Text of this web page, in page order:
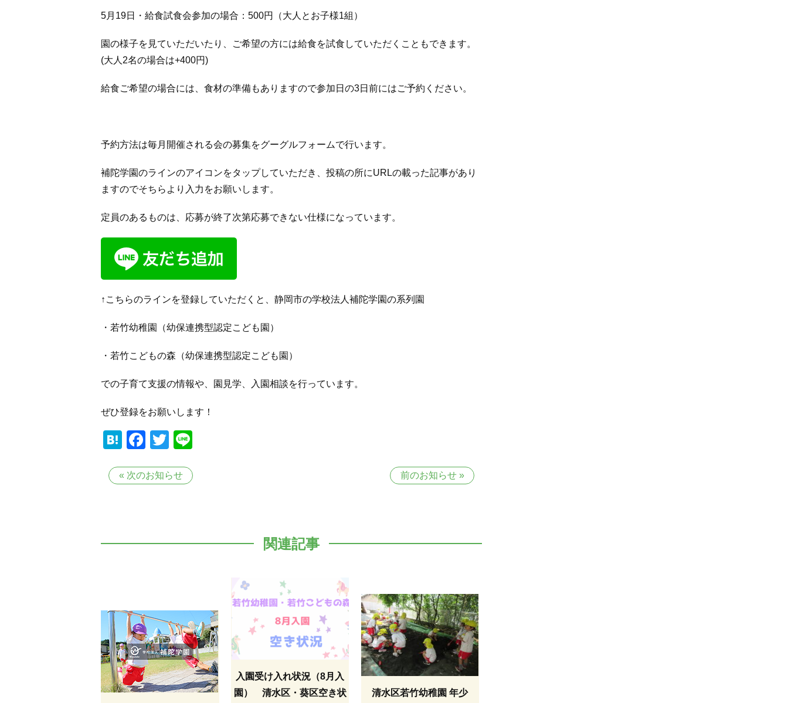
5月19日・給食試食会参加の場合：500円（大人とお子様1組）
園の様子を見ていただいたり、ご希望の方には給食を試食していただくこともできます。
(大人2名の場合は+400円)
給食ご希望の場合には、食材の準備もありますので参加日の3日前にはご予約ください。
予約方法は毎月開催される会の募集をグーグルフォームで行います。
補陀学園のラインのアイコンをタップしていただき、投稿の所にURLの載った記事があり
ますのでそちらより入力をお願いします。
定員のあるものは、応募が終了次第応募できない仕様になっています。
↑こちらのラインを登録していただくと、静岡市の学校法人補陀学園の系列園
・若竹幼稚園（幼保連携型認定こども園）
・若竹こどもの森（幼保連携型認定こども園）
での子育て支援の情報や、園見学、入園相談を行っています。
ぜひ登録をお願いします！
Hatena
Facebook
Twitter
前のお知らせ»
« 次のお知らせ
関連記事
入園受け入れ状況（8月入
園） 清水区・葵区空き状
清水区若竹幼稚園 年少